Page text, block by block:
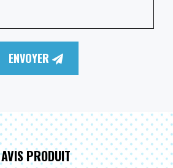
ENVOYER
AVIS PRODUIT